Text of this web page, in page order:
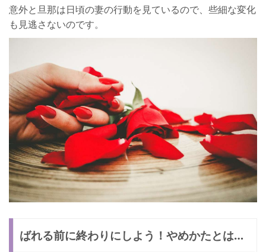
意外と旦那は日頃の妻の行動を見ているので、些細な変化
も見逃さないのです。
ばれる前に終わりにしよう！やめかたとは…